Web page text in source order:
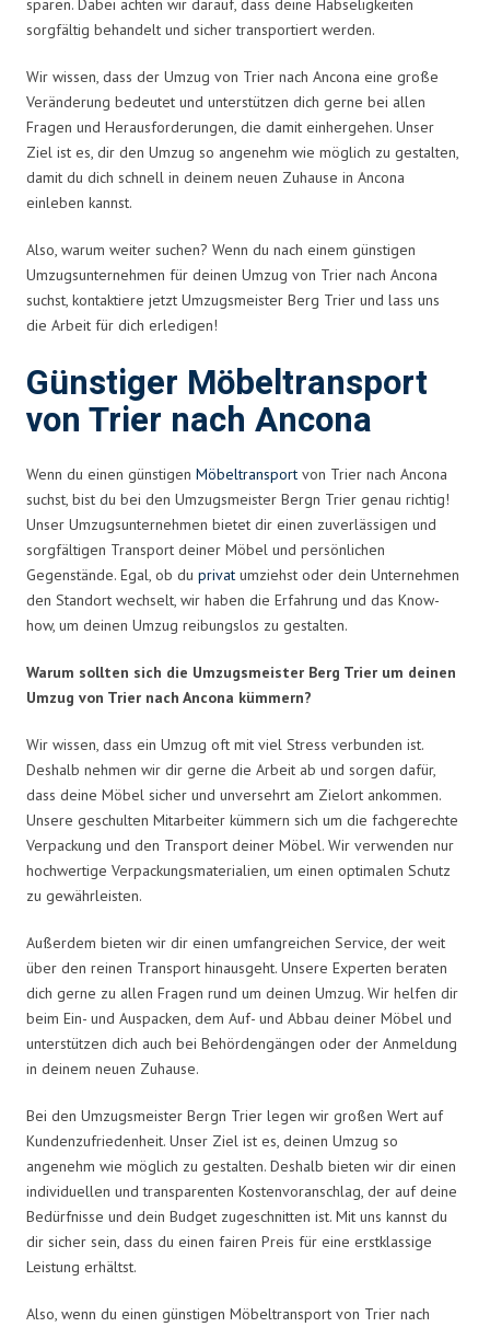
sparen. Dabei achten wir darauf, dass deine Habseligkeiten
sorgfältig behandelt und sicher transportiert werden.
Wir wissen, dass der Umzug von Trier nach Ancona eine große
Veränderung bedeutet und unterstützen dich gerne bei allen
Fragen und Herausforderungen, die damit einhergehen. Unser
Ziel ist es, dir den Umzug so angenehm wie möglich zu gestalten,
damit du dich schnell in deinem neuen Zuhause in Ancona
einleben kannst.
Also, warum weiter suchen? Wenn du nach einem günstigen
Umzugsunternehmen für deinen Umzug von Trier nach Ancona
suchst, kontaktiere jetzt Umzugsmeister Berg Trier und lass uns
die Arbeit für dich erledigen!
Günstiger Möbeltransport
von Trier nach Ancona
Wenn du einen günstigen Möbeltransport von Trier nach Ancona
suchst, bist du bei den Umzugsmeister Bergn Trier genau richtig!
Unser Umzugsunternehmen bietet dir einen zuverlässigen und
sorgfältigen Transport deiner Möbel und persönlichen
Gegenstände. Egal, ob du privat umziehst oder dein Unternehmen
den Standort wechselt, wir haben die Erfahrung und das Know-
how, um deinen Umzug reibungslos zu gestalten.
Warum sollten sich die Umzugsmeister Berg Trier um deinen
Umzug von Trier nach Ancona kümmern?
Wir wissen, dass ein Umzug oft mit viel Stress verbunden ist.
Deshalb nehmen wir dir gerne die Arbeit ab und sorgen dafür,
dass deine Möbel sicher und unversehrt am Zielort ankommen.
Unsere geschulten Mitarbeiter kümmern sich um die fachgerechte
Verpackung und den Transport deiner Möbel. Wir verwenden nur
hochwertige Verpackungsmaterialien, um einen optimalen Schutz
zu gewährleisten.
Außerdem bieten wir dir einen umfangreichen Service, der weit
über den reinen Transport hinausgeht. Unsere Experten beraten
dich gerne zu allen Fragen rund um deinen Umzug. Wir helfen dir
beim Ein- und Auspacken, dem Auf- und Abbau deiner Möbel und
unterstützen dich auch bei Behördengängen oder der Anmeldung
in deinem neuen Zuhause.
Bei den Umzugsmeister Bergn Trier legen wir großen Wert auf
Kundenzufriedenheit. Unser Ziel ist es, deinen Umzug so
angenehm wie möglich zu gestalten. Deshalb bieten wir dir einen
individuellen und transparenten Kostenvoranschlag, der auf deine
Bedürfnisse und dein Budget zugeschnitten ist. Mit uns kannst du
dir sicher sein, dass du einen fairen Preis für eine erstklassige
Leistung erhältst.
Also, wenn du einen günstigen Möbeltransport von Trier nach